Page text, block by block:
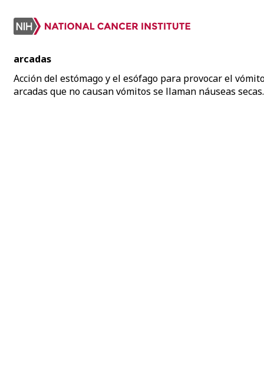
arcadas
Acción del estómago y el esófago para provocar el
arcadas que no causan vómitos se llaman náuseas secas.